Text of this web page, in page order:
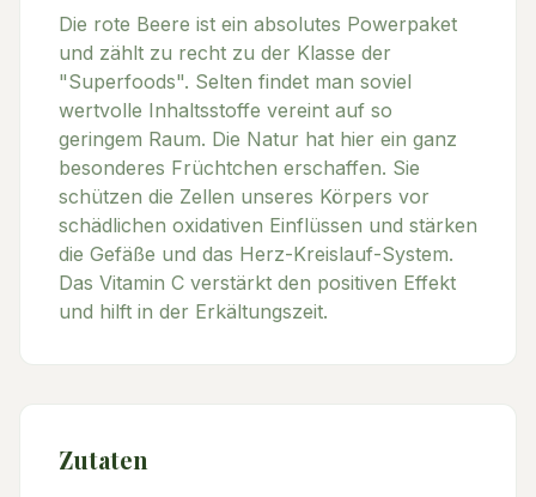
Die rote Beere ist ein absolutes Powerpaket
und zählt zu recht zu der Klasse der
"Superfoods". Selten findet man soviel
wertvolle Inhaltsstoffe vereint auf so
geringem Raum. Die Natur hat hier ein ganz
besonderes Früchtchen erschaffen. Sie
schützen die Zellen unseres Körpers vor
schädlichen oxidativen Einflüssen und stärken
die Gefäße und das Herz-Kreislauf-System.
Das Vitamin C verstärkt den positiven Effekt
und hilft in der Erkältungszeit.
Zutaten